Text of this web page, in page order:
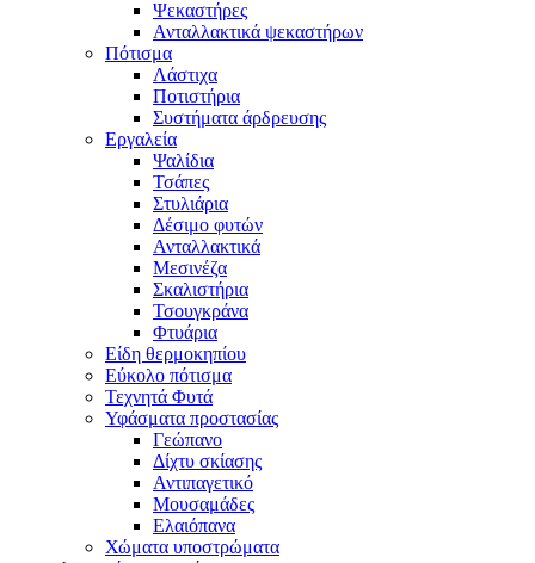
Ψεκαστήρες
Ανταλλακτικά ψεκαστήρων
Πότισμα
Λάστιχα
Ποτιστήρια
Συστήματα άρδρευσης
Εργαλεία
Ψαλίδια
Τσάπες
Στυλιάρια
Δέσιμο φυτών
Ανταλλακτικά
Μεσινέζα
Σκαλιστήρια
Τσουγκράνα
Φτυάρια
Είδη θερμοκηπίου
Εύκολο πότισμα
Τεχνητά Φυτά
Υφάσματα προστασίας
Γεώπανο
Δίχτυ σκίασης
Αντιπαγετικό
Μουσαμάδες
Ελαιόπανα
Χώματα υποστρώματα